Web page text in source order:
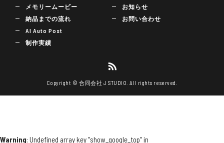
メモリームービー
納品までの流れ
AI Auto Post
制作実績
お知らせ
お問い合わせ
Copyright © 合同会社 J STUDIO. All rights reserved.
Warning: Undefined array key "show_google_top" in